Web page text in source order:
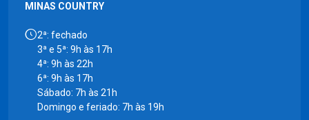
MINAS COUNTRY
2ª: fechado
3ª e 5ª: 9h às 17h
4ª: 9h às 22h
6ª: 9h às 17h
Sábado: 7h às 21h
Domingo e feriado: 7h às 19h